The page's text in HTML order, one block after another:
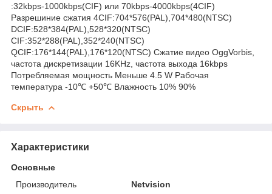
:32kbps-1000kbps(CIF) или 70kbps-4000kbps(4CIF)
Разрешиние сжатия 4CIF:704*576(PAL),704*480(NTSC)
DCIF:528*384(PAL),528*320(NTSC)
CIF:352*288(PAL),352*240(NTSC)
QCIF:176*144(PAL),176*120(NTSC) Сжатие видео OggVorbis,
частота дискретизации 16KHz, частота выхода 16kbps
Потребляемая мощность Меньше 4.5 W Рабочая
температура -10℃ +50℃ Влажность 10% 90%
Скрыть
Характеристики
Основные
Производитель
Netvision